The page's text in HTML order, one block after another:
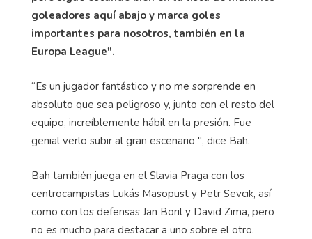
goleadores aquí abajo y marca goles
importantes para nosotros, también en la
Europa League".
“Es un jugador fantástico y no me sorprende en
absoluto que sea peligroso y, junto con el resto del
equipo, increíblemente hábil en la presión. Fue
genial verlo subir al gran escenario ", dice Bah.
Bah también juega en el Slavia Praga con los
centrocampistas Lukás Masopust y Petr Sevcik, así
como con los defensas Jan Boril y David Zima, pero
no es mucho para destacar a uno sobre el otro.